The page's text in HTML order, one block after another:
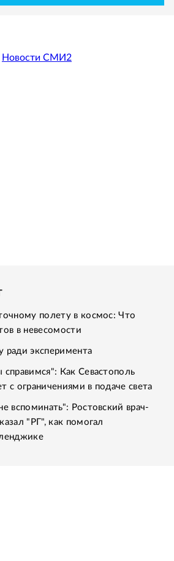
Новости СМИ2
полету в космос: Что
в невесомости
ради эксперимента
Как Севастополь
с ограничениями в подаче света
вспоминать": Ростовский врач-
"РГ", как помогал